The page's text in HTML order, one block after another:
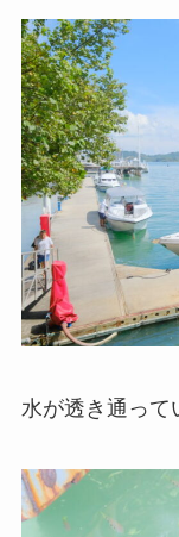
水が透き通って